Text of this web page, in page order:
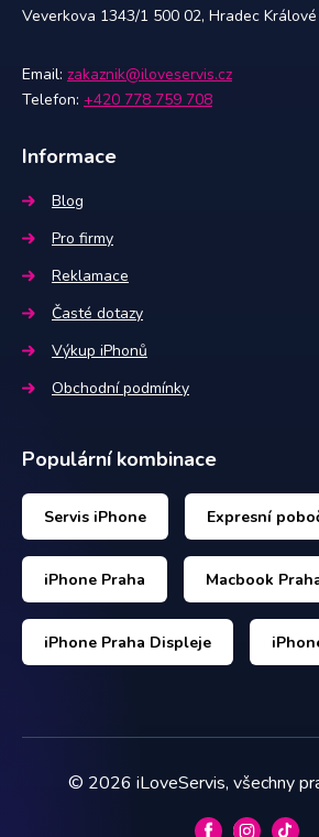
Veverkova 1343/1 500 02, Hradec Králové
Email: zakaznik@iloveservis.cz
Telefon: +420 778 759 708
Informace
Blog
Pro firmy
Reklamace
Časté dotazy
Výkup iPhonů
Obchodní podmínky
Populární kombinace
Servis iPhone Expresní
iPhone Praha Macbook
iPhone Praha Displeje
© 2026 iLoveServis, všechny